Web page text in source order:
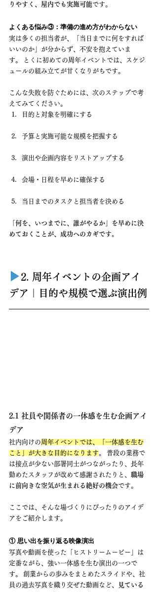
りやすく、屋内でも実施可能です。
よくある悩み③：準備の進め方がわからない
実は多くの担当者が、「当日までに何をすれば
いいのか」が分からず、不安を抱えていま
す。 とくに初めての周年イベントでは、スケジ
ュールの組み立てが甘くなりがちです。
こんな失敗を防ぐためには、次のステップで考
えてみてください。
目的と対象を明確にする
予算と実施可能な規模を把握する
演出や企画内容をリストアップする
会場・日程を早めに確保する
当日までのタスクと担当者を決める
「何を、いつまでに、誰がやるか」を早めに決
めておくことが、成功へのカギです。
▶︎ 2. 周年イベントの企画アイ
デア｜目的や規模で選ぶ演出例
2.1 社員や関係者の一体感を生む企画アイ
デア
社内向けの周年イベントでは、「一体感を生む
こと」が大きな目的になります。 普段の業務で
は接点が少ない部署同士がつながったり、長年
勤めたスタッフが改めて感謝されたりと、
職場
に前向きな空気が生まれる絶好の機会です。
ここでは、そんな場づくりにぴったりのアイデ
アをご紹介します。
① 思い出を振り返る映像演出
写真や動画を使った「ヒストリームービー」は
定番ながら、強い一体感を生む演出の一つで
す。 創業からの歩みをまとめたスライドや、社
員の過去写真を織り交ぜた動画など、
見ている